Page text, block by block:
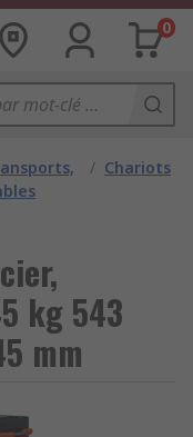
0
/ Chariots
kg 543
mm